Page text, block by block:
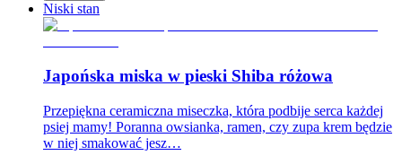
Niski stan
Japońska miska w pieski Shiba różowa
Przepiękna ceramiczna miseczka, która podbije serca każdej
psiej mamy! Poranna owsianka, ramen, czy zupa krem będzie
w niej smakować jesz…